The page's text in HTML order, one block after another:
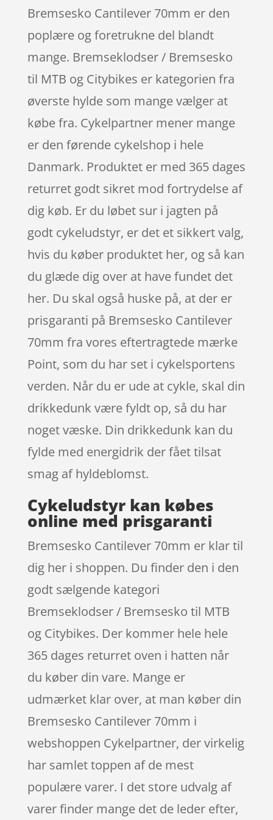
Bremsesko Cantilever 70mm er den
poplære og foretrukne del blandt
mange. Bremseklodser / Bremsesko
til MTB og Citybikes er kategorien fra
øverste hylde som mange vælger at
købe fra. Cykelpartner mener mange
er den førende cykelshop i hele
Danmark. Produktet er med 365 dages
returret godt sikret mod fortrydelse af
dig køb. Er du løbet sur i jagten på
godt cykeludstyr, er det et sikkert valg,
hvis du køber produktet her, og så kan
du glæde dig over at have fundet det
her. Du skal også huske på, at der er
prisgaranti på Bremsesko Cantilever
70mm fra vores eftertragtede mærke
Point, som du har set i cykelsportens
verden. Når du er ude at cykle, skal din
drikkedunk være fyldt op, så du har
noget væske. Din drikkedunk kan du
fylde med energidrik der fået tilsat
smag af hyldeblomst.
Cykeludstyr kan købes
online med prisgaranti
Bremsesko Cantilever 70mm er klar til
dig her i shoppen. Du finder den i den
godt sælgende kategori
Bremseklodser / Bremsesko til MTB
og Citybikes. Der kommer hele hele
365 dages returret oven i hatten når
du køber din vare. Mange er
udmærket klar over, at man køber din
Bremsesko Cantilever 70mm i
webshoppen Cykelpartner, der virkelig
har samlet toppen af de mest
populære varer. I det store udvalg af
varer finder mange det de leder efter,